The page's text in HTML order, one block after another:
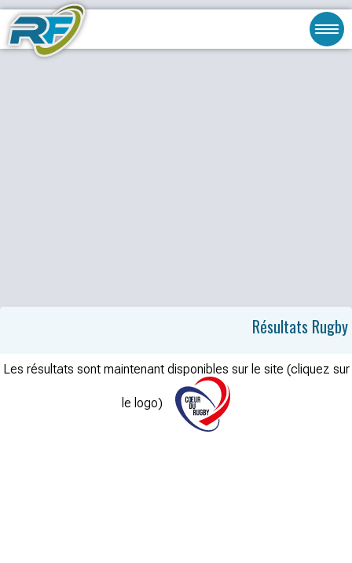
Résultats Rugby
Les résultats sont maintenant disponibles sur le site (cliquez sur
le logo)